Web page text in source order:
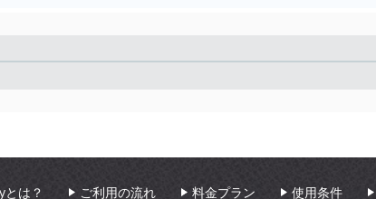
は？ ご利用の流れ 料金プラン 使用条件